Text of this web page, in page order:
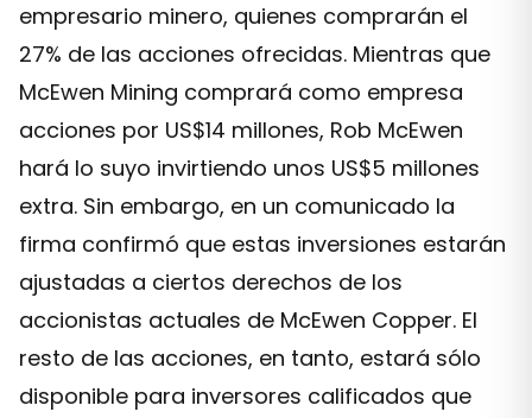
empresario minero, quienes comprarán el
27% de las acciones ofrecidas. Mientras que
McEwen Mining comprará como empresa
acciones por US$14 millones, Rob McEwen
hará lo suyo invirtiendo unos US$5 millones
extra. Sin embargo, en un comunicado la
firma confirmó que estas inversiones estarán
ajustadas a ciertos derechos de los
accionistas actuales de McEwen Copper. El
resto de las acciones, en tanto, estará sólo
disponible para inversores calificados que